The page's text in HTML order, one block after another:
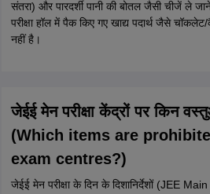
संतरा) और पारदर्शी पानी की बोतल जैसी चीजें ले
परीक्षा हॉल में पैक किए गए खाद्य पदार्थ जैसे
नहीं है।
जेईई मेन परीक्षा केंद्रों पर किन
(Which items are
exam centres?)
जेईई मेन परीक्षा के दिन के दिशानिर्देशों (JEE